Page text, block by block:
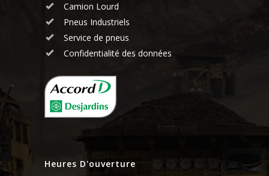
Camion Lourd
Pneus Industriels
Service de pneus
Confidentialité des données
Heures D'ouverture